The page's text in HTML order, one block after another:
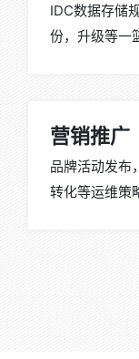
IDC数据存储
份，升级等一
营销推广
品牌活动发布
转化等运维策